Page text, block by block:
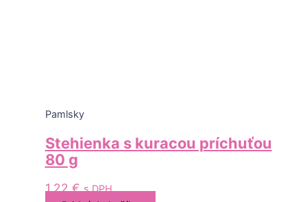
Pamlsky
Stehienka s kuracou príchuťou
80 g
1,22€ s DPH